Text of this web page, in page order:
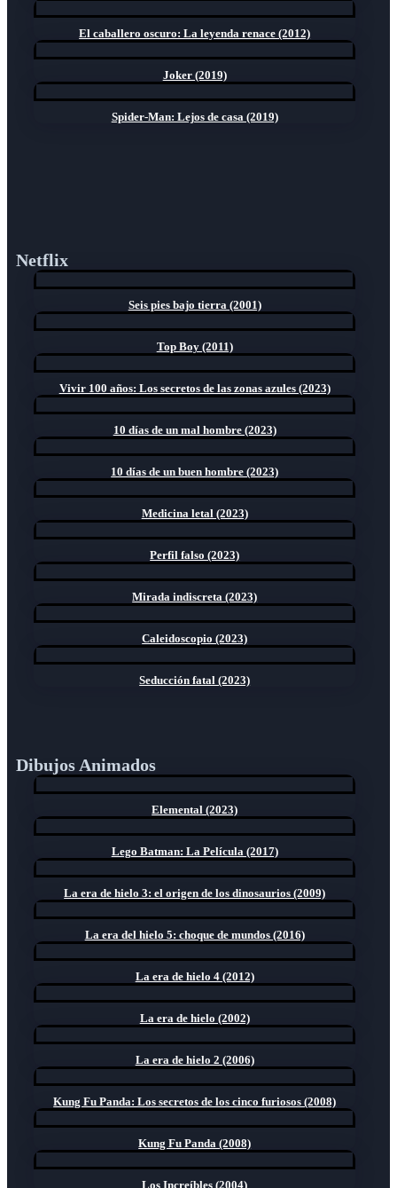
El caballero oscuro: La leyenda renace (2012)
Joker (2019)
Spider-Man: Lejos de casa (2019)
Netflix
Seis pies bajo tierra (2001)
Top Boy (2011)
Vivir 100 años: Los secretos de las zonas azules (2023)
10 días de un mal hombre (2023)
10 días de un buen hombre (2023)
Medicina letal (2023)
Perfil falso (2023)
Mirada indiscreta (2023)
Caleidoscopio (2023)
Seducción fatal (2023)
Dibujos Animados
Elemental (2023)
Lego Batman: La Película (2017)
La era de hielo 3: el origen de los dinosaurios (2009)
La era del hielo 5: choque de mundos (2016)
La era de hielo 4 (2012)
La era de hielo (2002)
La era de hielo 2 (2006)
Kung Fu Panda: Los secretos de los cinco furiosos (2008)
Kung Fu Panda (2008)
Los Increíbles (2004)